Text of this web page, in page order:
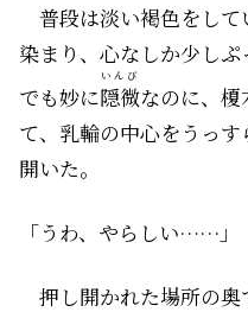
普段は淡い褐色をして
染まり、心なしか少し
でも妙に隠微
いんび
なのに、
て、乳輪の中心をうっ
開いた。
「うわ、やらしい……」
押し開かれた場所の奥